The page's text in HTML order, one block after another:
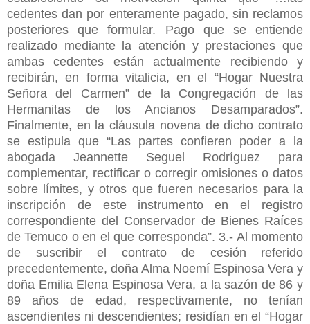
cedentes dan por enteramente pagado, sin reclamos
posteriores que formular. Pago que se entiende
realizado mediante la atención y prestaciones que
ambas cedentes están actualmente recibiendo y
recibirán, en forma vitalicia, en el “Hogar Nuestra
Señora del Carmen” de la Congregación de las
Hermanitas de los Ancianos Desamparados”.
Finalmente, en la cláusula novena de dicho contrato
se estipula que “Las partes confieren poder a la
abogada Jeannette Seguel Rodríguez para
complementar, rectificar o corregir omisiones o datos
sobre límites, y otros que fueren necesarios para la
inscripción de este instrumento en el registro
correspondiente del Conservador de Bienes Raíces
de Temuco o en el que corresponda”. 3.- Al momento
de suscribir el contrato de cesión referido
precedentemente, doña Alma Noemí Espinosa Vera y
doña Emilia Elena Espinosa Vera, a la sazón de 86 y
89 años de edad, respectivamente, no tenían
ascendientes ni descendientes; residían en el “Hogar